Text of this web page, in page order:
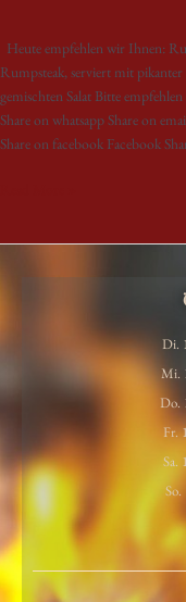
Heute empfehlen wir Ihnen:
Rumpsteak, serviert mit
gemischten Salat Bitte
Share on whatsapp Share on
Share on facebook Facebook
Di.
Mi.
Do.
Fr.
Sa.